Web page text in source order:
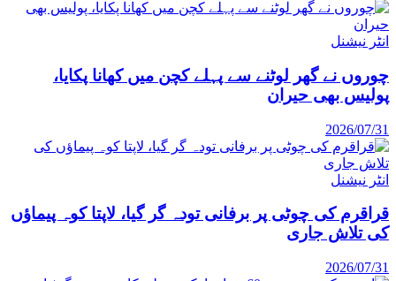
انٹر نیشنل
چوروں نے گھر لوٹنے سے پہلے کچن میں کھانا پکایا،
پولیس بھی حیران
2026/07/31
انٹر نیشنل
قراقرم کی چوٹی پر برفانی تودہ گر گیا، لاپتا کوہ پیماؤں
کی تلاش جاری
2026/07/31